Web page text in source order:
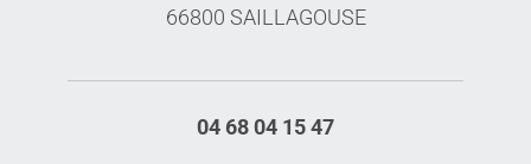
66800 SAILLAGOUSE
04 68 04 15 47